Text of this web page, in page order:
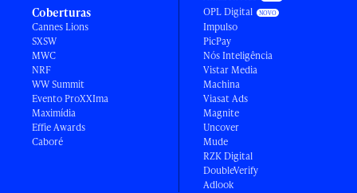
Coberturas
Cannes Lions
SXSW
MWC
NRF
WW Summit
Evento ProXXIma
Maximídia
Effie Awards
Caboré
OPL Digital
Impulso
PicPay
Nós Inteligência
Vistar Media
Machina
Viasat Ads
Magnite
Uncover
Mude
RZK Digital
DoubleVerify
Adlook